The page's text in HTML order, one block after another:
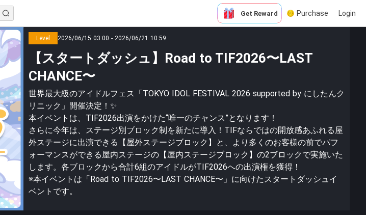
Get Reward Purchase Login
Level 2026/06/15 03:00 - 2026/06/21 10:59
【スタートダッシュ】Road to TIF2026〜LAST
CHANCE〜
世界最大級のアイドルフェス「TOKYO IDOL FESTIVAL 2026 supported by にしたんク
リニック」開催決定！✨
本イベントは、TIF2026出演をかけた“唯一のチャンス”となります！
さらに今年は、ステージ別ブロック制を新たに導入！TIFならではの開放感あふれる屋
外ステージに出演できる【屋外ステージブロック】と、より多くのお客様の前でパフ
ォーマンスができる屋内ステージの【屋内ステージブロック】の2ブロックで実施いた
します。各ブロックから合計6組のアイドルがTIF2026への出演権を獲得！
※本イベントは「Road to TIF2026〜LAST CHANCE〜」に向けたスタートダッシュイ
ベントです。